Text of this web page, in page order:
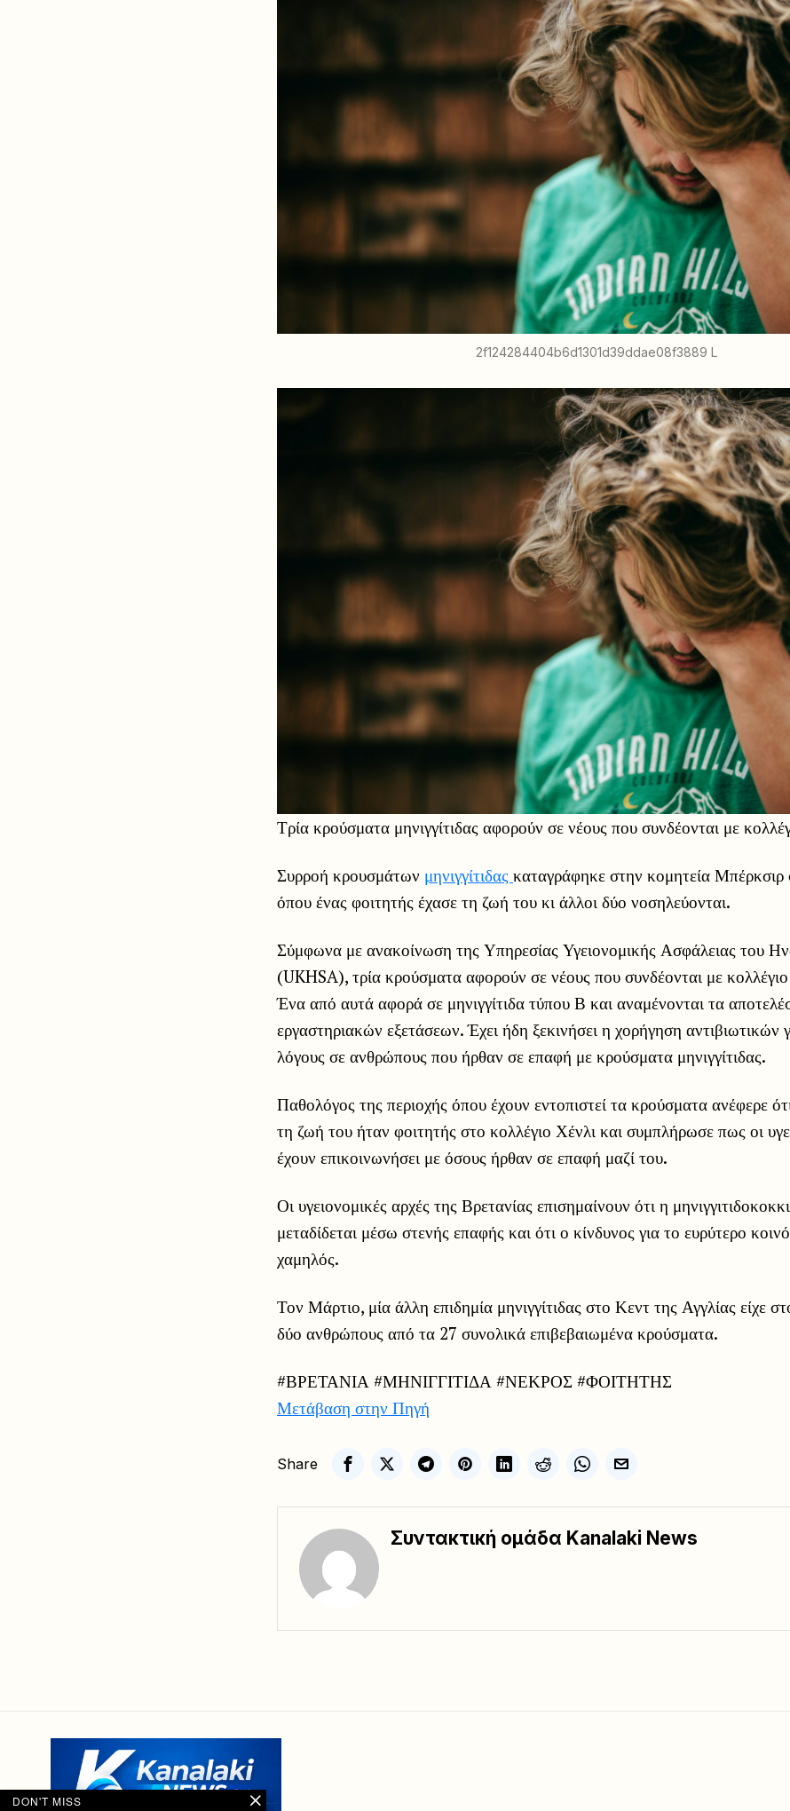
2f124284404b6d1301d39ddae08f3889 L
Τρία κρούσματα μηνιγγίτιδας αφορούν σε νέους που συνδέονται με
Συρροή κρουσμάτων μηνιγγίτιδας καταγράφηκε στην κομητεία Μπέρκσιρ
όπου ένας φοιτητής έχασε τη ζωή του κι άλλοι δύο νοσηλεύονται.
Σύμφωνα με ανακοίνωση της Υπηρεσίας Υγειονομικής Ασφάλειας του
(UKHSA), τρία κρούσματα αφορούν σε νέους που συνδέονται με κολλέγιο
Ένα από αυτά αφορά σε μηνιγγίτιδα τύπου Β και αναμένονται τα
εργαστηριακών εξετάσεων. Έχει ήδη ξεκινήσει η χορήγηση αντιβιωτικών
λόγους σε ανθρώπους που ήρθαν σε επαφή με κρούσματα μηνιγγίτιδας.
Παθολόγος της περιοχής όπου έχουν εντοπιστεί τα κρούσματα ανέφερε
τη ζωή του ήταν φοιτητής στο κολλέγιο Χένλι και συμπλήρωσε πως οι
έχουν επικοινωνήσει με όσους ήρθαν σε επαφή μαζί του.
Οι υγειονομικές αρχές της Βρετανίας επισημαίνουν ότι η
μεταδίδεται μέσω στενής επαφής και ότι ο κίνδυνος για το ευρύτερο
χαμηλός.
Τον Μάρτιο, μία άλλη επιδημία μηνιγγίτιδας στο Κεντ της Αγγλίας είχε
δύο ανθρώπους από τα 27 συνολικά επιβεβαιωμένα κρούσματα.
#ΒΡΕΤΑΝΙΑ #ΜΗΝΙΓΓΙΤΙΔΑ #ΝΕΚΡΟΣ #ΦΟΙΤΗΤΗΣ
Μετάβαση στην Πηγή
Share
Συντακτική ομάδα Kanalaki News
DON'T MISS